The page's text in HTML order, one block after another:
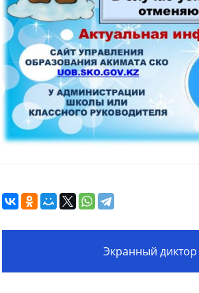
Экранный диктор